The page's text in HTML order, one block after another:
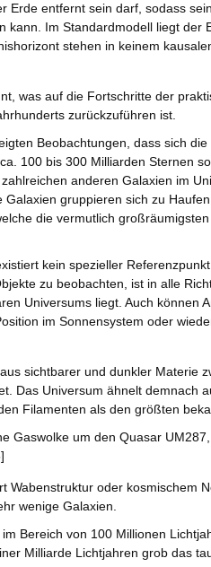
entfernt sein darf, sodass
Im Standardmodell liegt der
stehen in keinem
was auf die Fortschritte der
zurückzuführen ist.
Beobachtungen, dass sich
100 bis 300 Milliarden Sternen
anderen Galaxien im
gruppieren sich zu
die vermutlich
kein spezieller
zu beobachten, ist in alle
Universums liegt. Auch können
im Sonnensystem oder
sichtbarer und dunkler Materie
Das Universum ähnelt demnach
Filamenten als den größten
Gaswolke um den Quasar
oder kosmischem
wenige Galaxien.
Bereich von 100 Millionen
Milliarde Lichtjahren grob das